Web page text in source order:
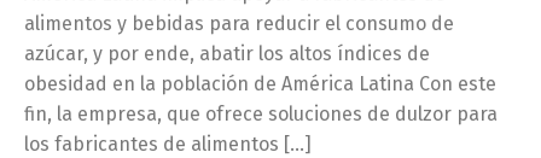
alimentos y bebidas para reducir el consumo de
azúcar, y por ende, abatir los altos índices de
obesidad en la población de América Latina Con este
fin, la empresa, que ofrece soluciones de dulzor para
los fabricantes de alimentos […]